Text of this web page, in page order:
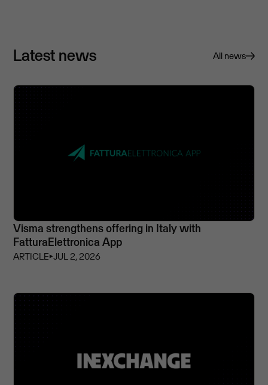
Latest news All news
Visma strengthens offering in Italy with
FatturaElettronica App
ARTICLE⏵JUL 2, 2026